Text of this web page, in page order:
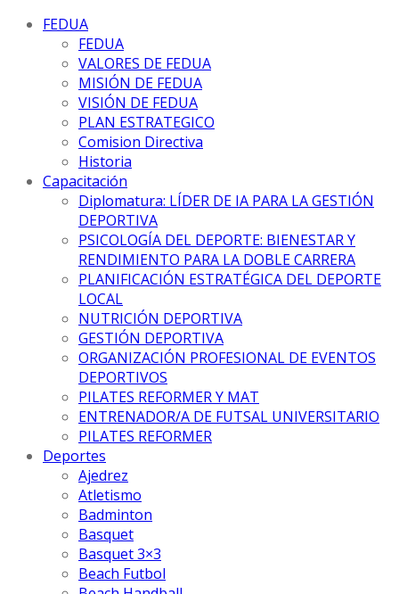
FEDUA
FEDUA
VALORES DE FEDUA
MISIÓN DE FEDUA
VISIÓN DE FEDUA
PLAN ESTRATEGICO
Comision Directiva
Historia
Capacitación
Diplomatura: LÍDER DE IA PARA LA GESTIÓN
DEPORTIVA
PSICOLOGÍA DEL DEPORTE: BIENESTAR Y
RENDIMIENTO PARA LA DOBLE CARRERA
PLANIFICACIÓN ESTRATÉGICA DEL DEPORTE
LOCAL
NUTRICIÓN DEPORTIVA
GESTIÓN DEPORTIVA
ORGANIZACIÓN PROFESIONAL DE EVENTOS
DEPORTIVOS
PILATES REFORMER Y MAT
ENTRENADOR/A DE FUTSAL UNIVERSITARIO
PILATES REFORMER
Deportes
Ajedrez
Atletismo
Badminton
Basquet
Basquet 3×3
Beach Futbol